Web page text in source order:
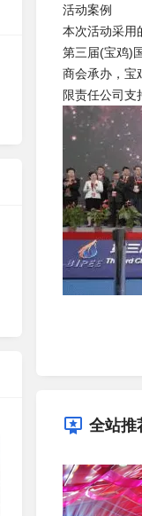
活动案例
本次活动采用
第三届(宝鸡)
商会承办，宝
限责任公司支
全站推